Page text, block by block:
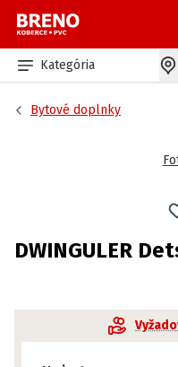
Kategória
Bytové doplnky
DWINGULER